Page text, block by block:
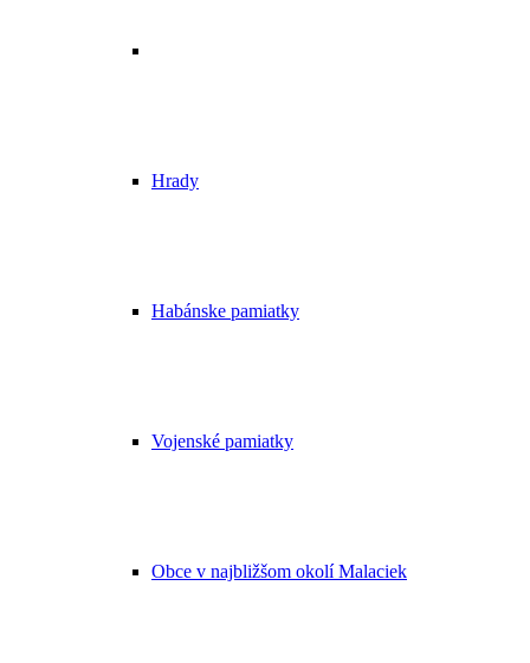
Hrady
Habánske pamiatky
Vojenské pamiatky
Obce v najbližšom okolí Malaciek